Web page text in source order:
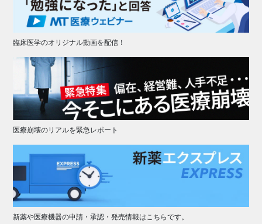
臨床医学のオリジナル動画を配信！
医療崩壊のリアルを緊急レポート
新薬や医療機器の申請・承認・発売情報はこちらです。